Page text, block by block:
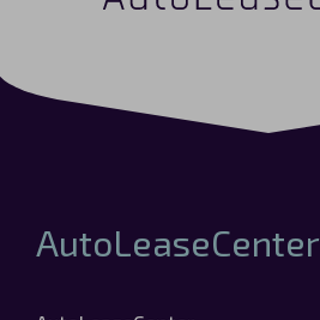
AutoLeaseCenter